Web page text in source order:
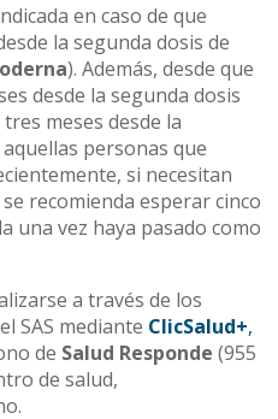
en caso de que
la segunda dosis de
). Además, desde que
desde la segunda dosis
meses desde la
aquellas personas que
si necesitan
recomienda esperar cinco
una vez haya pasado como
a través de los
SAS mediante ClicSalud+,
de Salud Responde (955
de salud,